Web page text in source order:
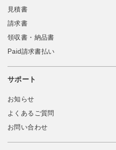
見積書
請求書
領収書・納品書
Paid請求書払い
サポート
お知らせ
よくあるご質問
お問い合わせ